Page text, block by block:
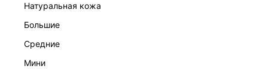
натуральная кожа
большие
средние
мини